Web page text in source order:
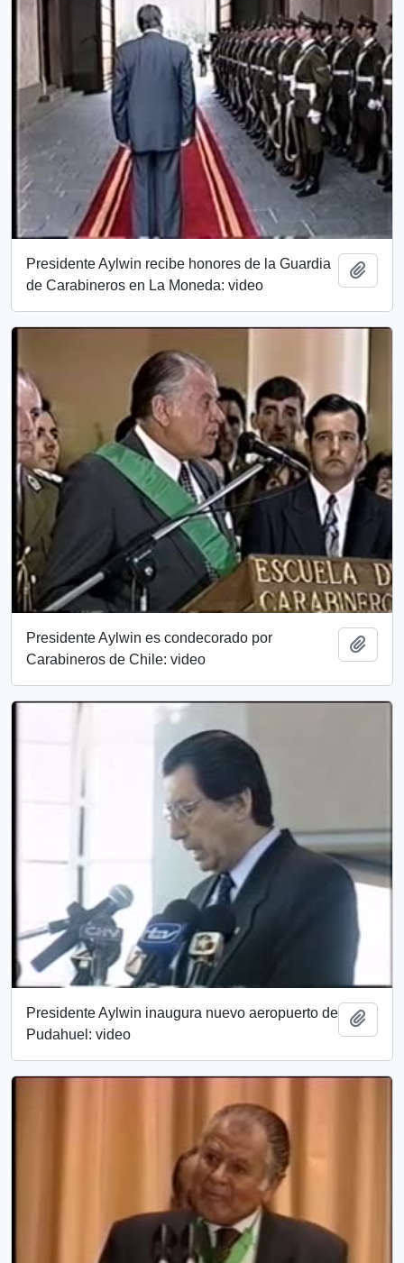
Presidente Aylwin recibe honores de la Guardia
de Carabineros en La Moneda: video
Presidente Aylwin es condecorado por
Carabineros de Chile: video
Presidente Aylwin inaugura nuevo aeropuerto de
Pudahuel: video